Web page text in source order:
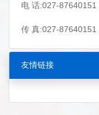
电 话:027-87640151
传 真:027-87640151
友情链接